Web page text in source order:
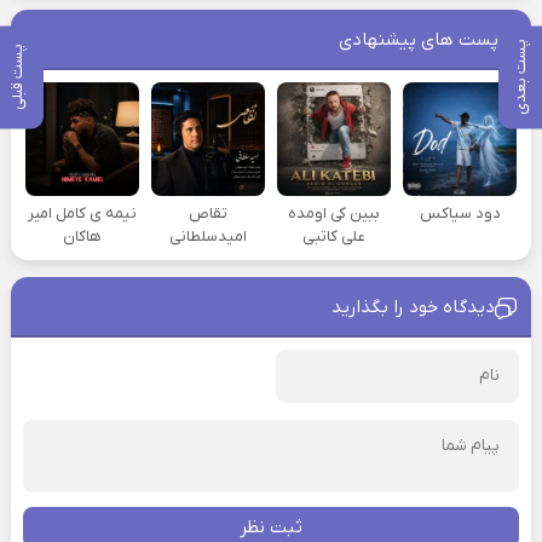
پست بعدی پست قبلی
پست های پیشنهادی
دود سیاکس
ببین کی اومده
علی کاتبی
تقاص
امیدسلطانی
نیمه ی کامل امیر
هاکان
دیدگاه خود را بگذارید
ثبت نظر